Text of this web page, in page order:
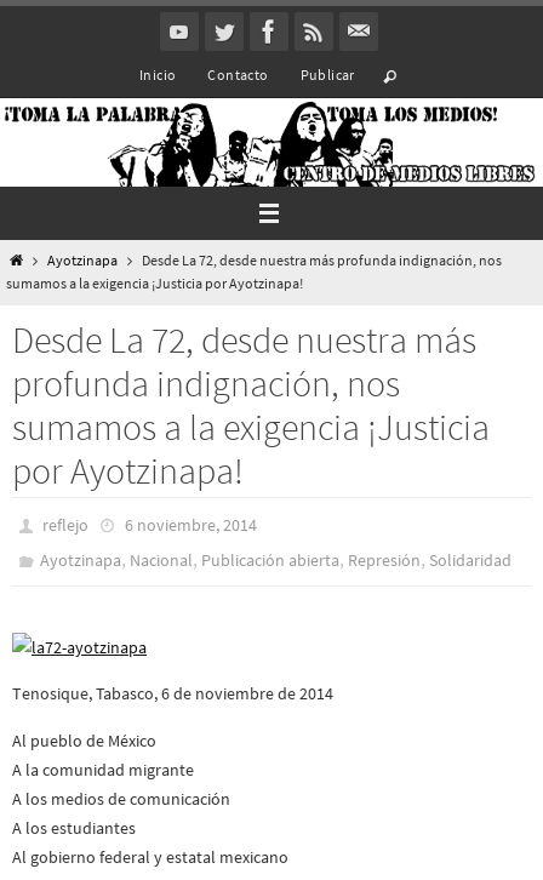
Inicio Contacto Publicar
InicioAyotzinapa
Desde La 72, desde nuestra más profunda indignación, nos
sumamos a la exigencia ¡Justicia por Ayotzinapa!
Desde La 72, desde nuestra más
profunda indignación, nos
sumamos a la exigencia ¡Justicia
por Ayotzinapa!
reflejo
6 noviembre, 2014
Ayotzinapa, Nacional, Publicación abierta, Represión, Solidaridad
Tenosique, Tabasco, 6 de noviembre de 2014
Al pueblo de México
A la comunidad migrante
A los medios de comunicación
A los estudiantes
Al gobierno federal y estatal mexicano